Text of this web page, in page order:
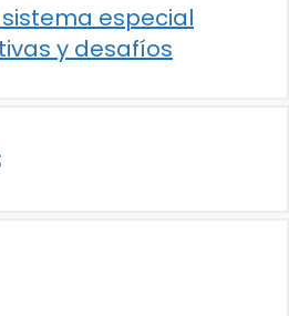
especial
y desafíos